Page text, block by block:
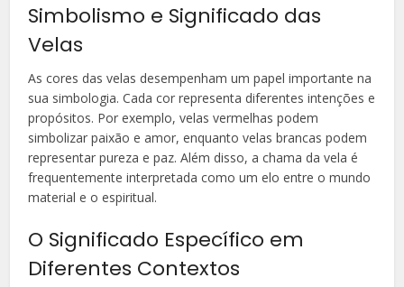
Simbolismo e Significado das
Velas
As cores das velas desempenham um papel importante na
sua simbologia. Cada cor representa diferentes intenções e
propósitos. Por exemplo, velas vermelhas podem
simbolizar paixão e amor, enquanto velas brancas podem
representar pureza e paz. Além disso, a chama da vela é
frequentemente interpretada como um elo entre o mundo
material e o espiritual.
O Significado Específico em
Diferentes Contextos